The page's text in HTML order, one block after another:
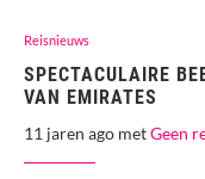
Reisnieuws
SPECTACULAIRE
VAN EMIRATES
11 jaren ago metGeen